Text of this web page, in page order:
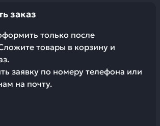
заказ
только после
товары в корзину и
заявку по номеру телефона или
на почту.